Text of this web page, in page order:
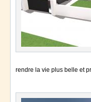
rendre la vie plus belle et